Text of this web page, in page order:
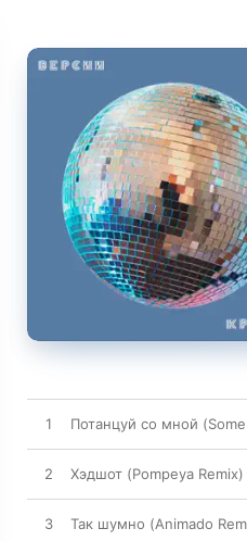
1 Потанцуй со мной
2 Хэдшот (Pompeya Remix)
3 Так шумно (Animado